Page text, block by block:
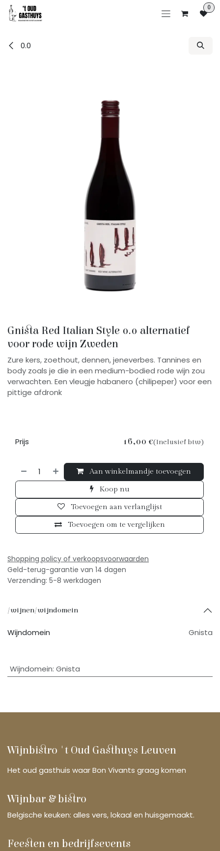
Overslaan naar inhoud 0
0.0
Gnista Red Italian Style 0.0 alternatief
voor rode wijn Zweden
Zure kers, zoethout, dennen, jeneverbes. Tannines en
body zoals je die in een medium-bodied rode wijn zou
verwachten. Een vleugje habanero (chilipeper) voor een
pittige afdronk
Aan winkelmandje toevoegen
Koop nu
Toevoegen om te vergelijken
Toevoegen aan verlanglijst
Prijs 16,00 €(Inclusief btw)
Shopping policy of verkoopsvoorwaarden
Geld-terug-garantie van 14 dagen
Verzending: 5-8 werkdagen
/wijnen/wijndomein
Wijndomein Gnista
Wijndomein: Gnista
Wijnbistro 't Oud Gasthuys Leuven
Het oud gasthuis waar Bon Vivants graag komen
Wijnbar & bistro
Belgische keuken: alles vers, lokaal en huisgemaakt.
Feesten en bedrijfsevents